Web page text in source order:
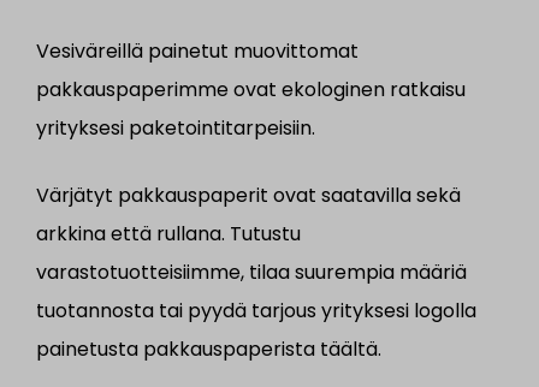
Vesiväreillä painetut muovittomat
pakkauspaperimme ovat ekologinen ratkaisu
yrityksesi paketointitarpeisiin.
Värjätyt pakkauspaperit ovat saatavilla sekä
arkkina että rullana. Tutustu
varastotuotteisiimme, tilaa suurempia määriä
tuotannosta tai pyydä tarjous yrityksesi logolla
painetusta pakkauspaperista täältä.